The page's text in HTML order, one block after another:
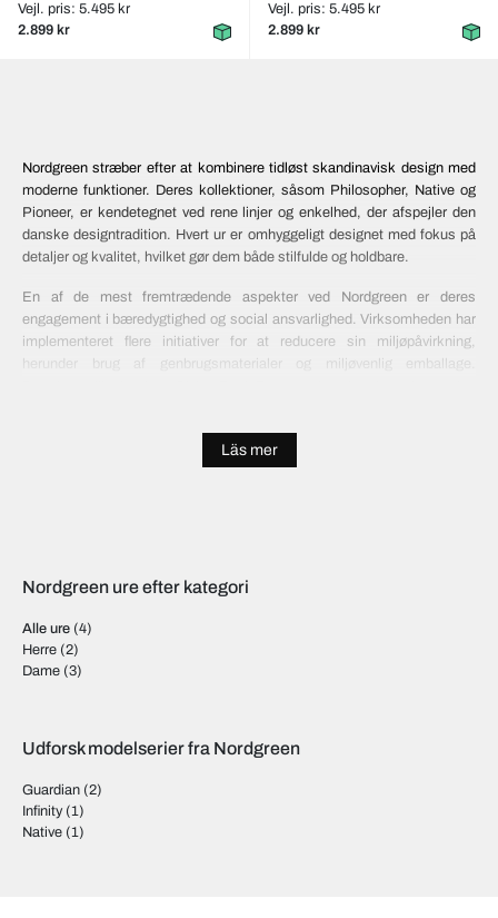
Vejl. pris: 5.495 kr
2.899 kr
Vejl. pris: 5.495 kr
2.899 kr
Nordgreen stræber efter at kombinere tidløst skandinavisk design med
moderne funktioner. Deres kollektioner, såsom Philosopher, Native og
Pioneer, er kendetegnet ved rene linjer og enkelhed, der afspejler den
danske designtradition. Hvert ur er omhyggeligt designet med fokus på
detaljer og kvalitet, hvilket gør dem både stilfulde og holdbare.
En af de mest fremtrædende aspekter ved Nordgreen er deres
engagement i bæredygtighed og social ansvarlighed. Virksomheden har
implementeret flere initiativer for at reducere sin miljøpåvirkning,
herunder brug af genbrugsmaterialer og miljøvenlig emballage.
sundhed og miljø, hver gang de køber et ur. Nordgreen har også opnået
international anerkendelse for sit design og sine værdier. Urerne sælges
Läs mer
Nordgreen ure efter kategori
Alle ure (4)
Herre (2)
Dame (3)
Udforsk modelserier fra Nordgreen
Guardian (2)
Infinity(1)
Native (1)